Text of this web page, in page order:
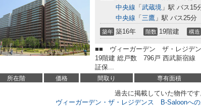
中央線 「 武蔵境 」駅 バス15
中央線 「 三鷹 」駅 バス25分
築年 築16年 階数 19階建 構造
■■ ヴィーガーデン ザ・レジデ
19階建 総戸数 796戸 西武新宿
証保...
所在階 価格 間取り 専有面積
過去に掲載していた物件です
ヴィーガーデン・ザ・レジデンス B-Saloonへ